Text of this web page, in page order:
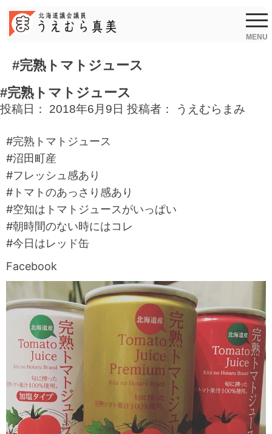
content
MENU
#完熟トマトジュース
#完熟トマトジュース
投稿日： 2018年6月9日 投稿者： うえむらまみ
#完熟トマトジュース
#沼田町産
#フレッシュ感あり
#トマトのあっさり感あり
#空知はトマトジュースがいっぱい
#朝時間のない時にはコレ
#今日はレッド缶
Facebook